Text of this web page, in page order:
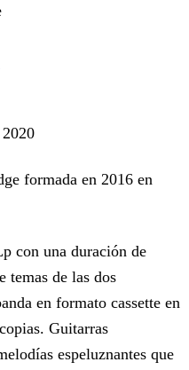
formada en 2016 en
con una duración de
temas de las dos
en formato cassette en
Guitarras
espeluznantes que